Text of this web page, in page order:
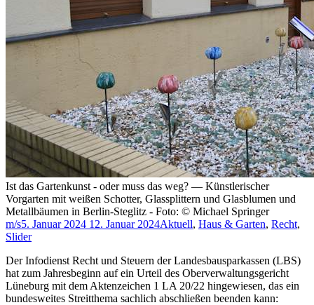
Ist das Gartenkunst - oder muss das weg? — Künstlerischer
Vorgarten mit weißen Schotter, Glassplittern und Glasblumen und
Metallbäumen in Berlin-Steglitz - Foto: © Michael Springer
m/s5. Januar 2024 12. Januar 2024Aktuell, Haus & Garten, Recht,
Slider
Der Infodienst Recht und Steuern der Landesbausparkassen (LBS)
hat zum Jahresbeginn auf ein Urteil des Oberverwaltungsgericht
Lüneburg mit dem Aktenzeichen 1 LA 20/22 hingewiesen, das ein
bundesweites Streitthema sachlich abschließen beenden kann: